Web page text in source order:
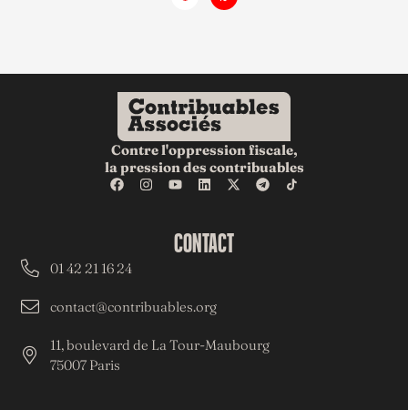
Contre l'oppression fiscale,
la pression des contribuables
CONTACT
01 42 21 16 24
contact@contribuables.org
11, boulevard de La Tour-Maubourg
75007 Paris